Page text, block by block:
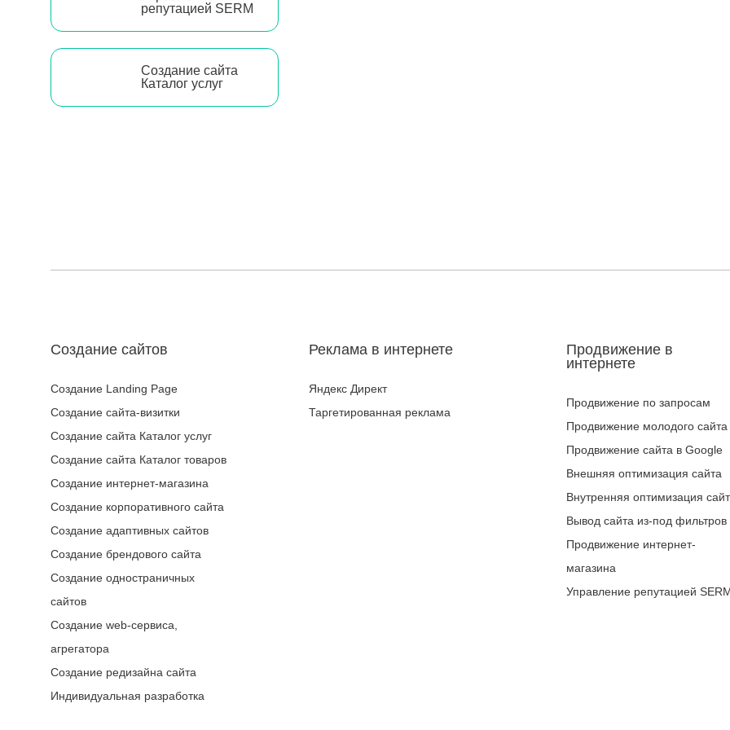
репутацией SERM
Создание сайта
Каталог услуг
Создание сайтов
Создание Landing Page
Создание сайта-визитки
Создание сайта Каталог услуг
Создание сайта Каталог товаров
Создание интернет-магазина
Создание корпоративного сайта
Создание адаптивных сайтов
Создание брендового сайта
Создание одностраничных
сайтов
Создание web-сервиса,
агрегатора
Создание редизайна сайта
Индивидуальная разработка
Реклама в интернете
Яндекс Директ
Таргетированная реклама
Продвижение в
интернете
Продвижение по запросам
Продвижение молодого сайта
Продвижение сайта в Google
Внешняя оптимизация сайта
Внутренняя оптимизация
Вывод сайта из-под фильтров
Продвижение интернет-
магазина
Управление репутацией